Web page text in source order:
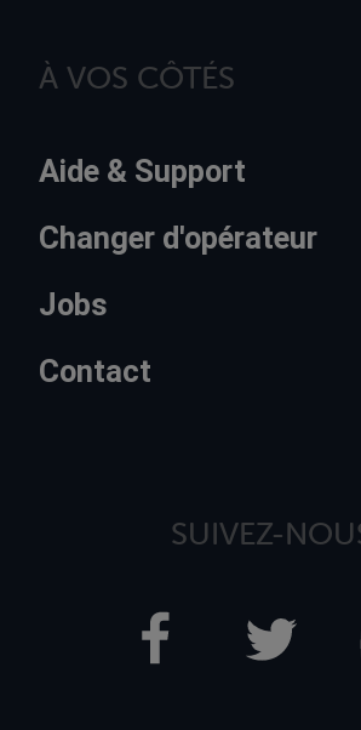
À VOS CÔTÉS
Aide & Support
Changer d'opérateur
Jobs
Contact
SUIVEZ-